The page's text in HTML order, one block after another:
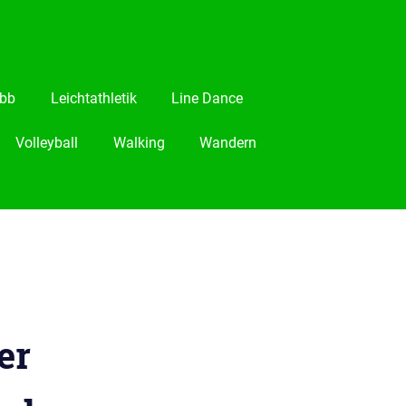
Leichtathletik Line Dance
Volleyball Walking Wandern